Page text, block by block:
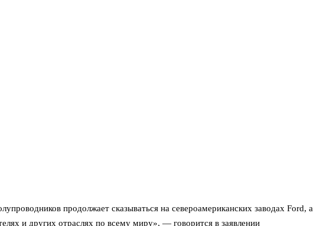
продолжает сказываться на североамериканских заводах Ford, а
и других отраслях по всему миру», — говорится в заявлении